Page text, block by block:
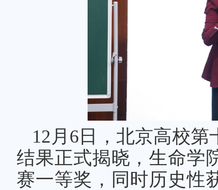
12月6日，北京高校
结果正式揭晓，生命学
赛一等奖，同时历史性